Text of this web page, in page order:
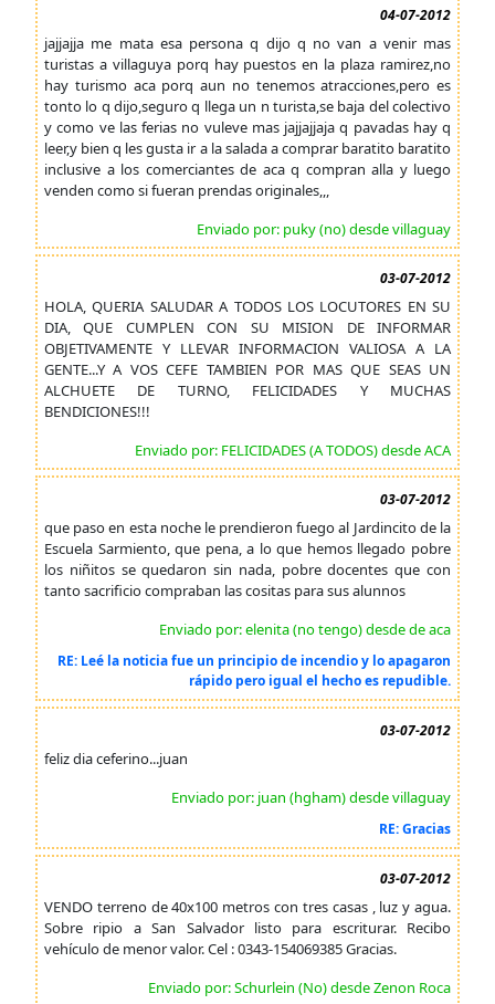
04-07-2012
jajjajja me mata esa persona q dijo q no van a venir mas
turistas a villaguya porq hay puestos en la plaza ramirez,no
hay turismo aca porq aun no tenemos atracciones,pero es
tonto lo q dijo,seguro q llega un n turista,se baja del colectivo
y como ve las ferias no vuleve mas jajjajjaja q pavadas hay q
leer,y bien q les gusta ir a la salada a comprar baratito baratito
inclusive a los comerciantes de aca q compran alla y luego
venden como si fueran prendas originales,,,
Enviado por: puky (no) desde villaguay
03-07-2012
HOLA, QUERIA SALUDAR A TODOS LOS LOCUTORES EN SU
DIA, QUE CUMPLEN CON SU MISION DE INFORMAR
OBJETIVAMENTE Y LLEVAR INFORMACION VALIOSA A LA
GENTE...Y A VOS CEFE TAMBIEN POR MAS QUE SEAS UN
ALCHUETE DE TURNO, FELICIDADES Y MUCHAS
BENDICIONES!!!
Enviado por: FELICIDADES (A TODOS) desde ACA
03-07-2012
que paso en esta noche le prendieron fuego al Jardincito de la
Escuela Sarmiento, que pena, a lo que hemos llegado pobre
los niñitos se quedaron sin nada, pobre docentes que con
tanto sacrificio compraban las cositas para sus alunnos
Enviado por: elenita (no tengo) desde de aca
RE: Leé la noticia fue un principio de incendio y lo apagaron
rápido pero igual el hecho es repudible.
03-07-2012
feliz dia ceferino...juan
Enviado por: juan (hgham) desde villaguay
RE: Gracias
03-07-2012
VENDO terreno de 40x100 metros con tres casas , luz y agua.
Sobre ripio a San Salvador listo para escriturar. Recibo
vehículo de menor valor. Cel : 0343-154069385 Gracias.
Enviado por: Schurlein (No) desde Zenon Roca